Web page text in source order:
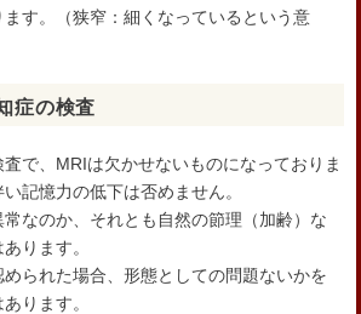
す。（狭窄：細くなっているという意
症の検査
で、MRIは欠かせないものになっておりま
記憶力の低下は否めません。
なのか、それとも自然の節理（加齢）な
ります。
られた場合、形態としての問題ないかを
ります。